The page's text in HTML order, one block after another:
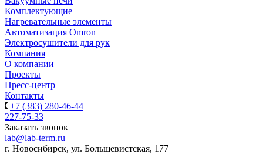
Комплектующие
Нагревательные элементы
Автоматизация Omron
Электросушители для рук
Компания
О компании
Проекты
Пресс-центр
Контакты
+7 (383) 280-46-44
227-75-33
Заказать звонок
lab@lab-term.ru
г. Новосибирск, ул. Большевистская, 177